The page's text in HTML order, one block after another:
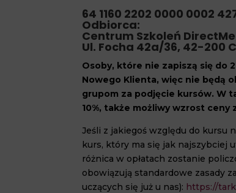
64 1160 2202 0000 0002
Odbiorca:
Centrum Szkoleń
Ul. Focha 42a/36, 42-200
Osoby, które nie zapiszą się do
Nowego Klienta, więc nie będą
grupom za podjęcie kursów. W
10%, także możliwy wzrost
Jeśli z jakiegoś względu do kursu
kurs, który ma się jak najszybciej
różnica w opłatach zostanie
obowiązują standardowe zasady
uczących się już u nas): https://